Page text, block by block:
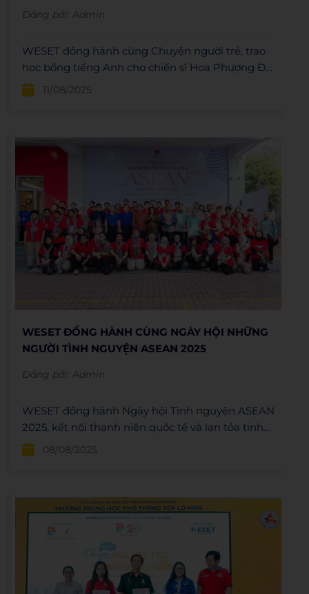
Đăng bởi: Admin
WESET đồng hành cùng Chuyện người trẻ, trao
học bổng tiếng Anh cho chiến sĩ Hoa Phượng Đỏ.
Kỷ niệm 80 năm Cách mạng Tháng Tám, tôn
vinh thế hệ trẻ.
11/08/2025
WESET ĐỒNG HÀNH CÙNG NGÀY HỘI NHỮNG
NGƯỜI TÌNH NGUYỆN ASEAN 2025
Đăng bởi: Admin
WESET đồng hành Ngày hội Tình nguyện ASEAN
2025, kết nối thanh niên quốc tế và lan tỏa tinh
thần hội nhập, sẻ chia giá trị cộng đồng.
08/08/2025